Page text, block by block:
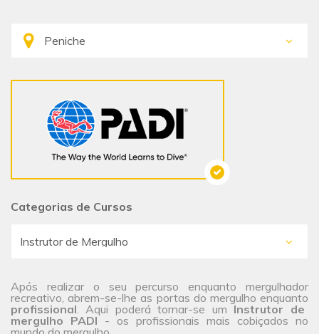
Categorias de Cursos
Após realizar o seu percurso enquanto mergulhador
recreativo, abrem-se-lhe as portas do mergulho enquanto
profissional. Aqui poderá tornar-se um Instrutor de
mergulho PADI - os profissionais mais cobiçados no